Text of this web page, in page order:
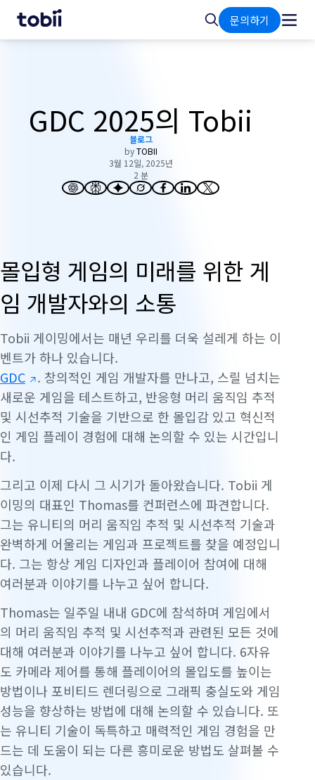
검
색
문의하기
GDC 2025의 Tobii
블로그
by TOBII
3월 12일, 2025년
2 분
몰입형 게임의 미래를 위한 게
임 개발자와의 소통
Tobii 게이밍에서는 매년 우리를 더욱 설레게 하는 이
벤트가 하나 있습니다.
GDC
. 창의적인 게임 개발자를 만나고, 스릴 넘치는
새로운 게임을 테스트하고, 반응형 머리 움직임 추적
및 시선추적 기술을 기반으로 한 몰입감 있고 혁신적
인 게임 플레이 경험에 대해 논의할 수 있는 시간입니
다.
그리고 이제 다시 그 시기가 돌아왔습니다. Tobii 게
이밍의 대표인 Thomas를 컨퍼런스에 파견합니다.
그는 유니티의 머리 움직임 추적 및 시선추적 기술과
완벽하게 어울리는 게임과 프로젝트를 찾을 예정입니
다. 그는 항상 게임 디자인과 플레이어 참여에 대해
여러분과 이야기를 나누고 싶어 합니다.
Thomas는 일주일 내내 GDC에 참석하며 게임에서
의 머리 움직임 추적 및 시선추적과 관련된 모든 것에
대해 여러분과 이야기를 나누고 싶어 합니다. 6자유
도 카메라 제어를 통해 플레이어의 몰입도를 높이는
방법이나 포비티드 렌더링으로 그래픽 충실도와 게임
성능을 향상하는 방법에 대해 논의할 수 있습니다. 또
는 유니티 기술이 독특하고 매력적인 게임 경험을 만
드는 데 도움이 되는 다른 흥미로운 방법도 살펴볼 수
있습니다.